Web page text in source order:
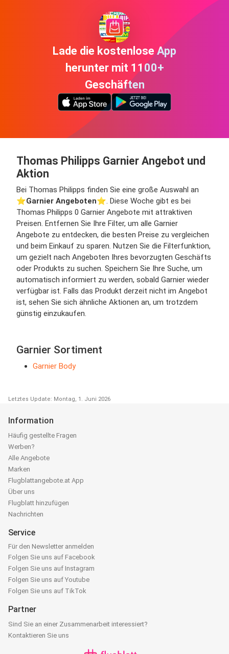
Lade die kostenlose App
herunter mit 1100+
Geschäften
Thomas Philipps Garnier Angebot und
Aktion
Bei Thomas Philipps finden Sie eine große Auswahl an
⭐️Garnier Angeboten⭐️. Diese Woche gibt es bei
Thomas Philipps 0 Garnier Angebote mit attraktiven
Preisen. Entfernen Sie Ihre Filter, um alle Garnier
Angebote zu entdecken, die besten Preise zu vergleichen
und beim Einkauf zu sparen. Nutzen Sie die Filterfunktion,
um gezielt nach Angeboten Ihres bevorzugten Geschäfts
oder Produkts zu suchen. Speichern Sie Ihre Suche, um
automatisch informiert zu werden, sobald Garnier wieder
verfügbar ist. Falls das Produkt derzeit nicht im Angebot
ist, sehen Sie sich ähnliche Aktionen an, um trotzdem
günstig einzukaufen.
Garnier Sortiment
Garnier Body
Letztes Update: Montag, 1. Juni 2026
Information
Häufig gestellte Fragen
Werben?
Alle Angebote
Marken
Flugblattangebote.at App
Über uns
Flugblatt hinzufügen
Nachrichten
Service
Für den Newsletter anmelden
Folgen Sie uns auf Facebook
Folgen Sie uns auf Instagram
Folgen Sie uns auf Youtube
Folgen Sie uns auf TikTok
Partner
Sind Sie an einer Zusammenarbeit interessiert?
Kontaktieren Sie uns